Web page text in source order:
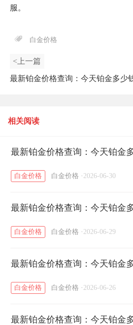
服。
白金价格
<上一篇
最新铂金价格查询：今天铂金多少
相关阅读
最新铂金价格查询：今天铂金
白金价格 白金价格 · 2026-06-30
最新铂金价格查询：今天铂金
白金价格 白金价格 · 2026-06-29
最新铂金价格查询：今天铂金
白金价格 白金价格 · 2026-06-26
最新铂金价格查询：今天铂金